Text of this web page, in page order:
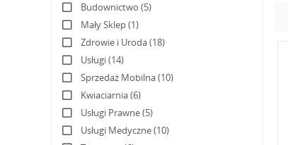
Budownictwo (5)
Mały Sklep (1)
Zdrowie i Uroda (18)
Usługi (14)
Sprzedaż Mobilna (10)
Kwiaciarnia (6)
Usługi Prawne (5)
Usługi Medyczne (10)